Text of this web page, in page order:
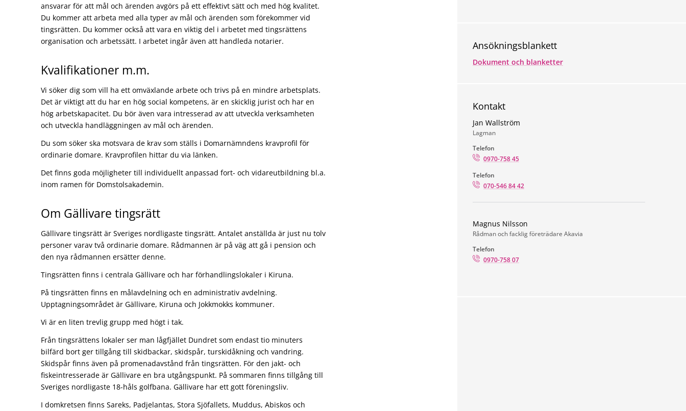
ansvarar för att mål och ärenden avgörs på ett effektivt sätt och med hög kvalitet.
Du kommer att arbeta med alla typer av mål och ärenden som förekommer vid
tingsrätten. Du kommer också att vara en viktig del i arbetet med tingsrättens
organisation och arbetssätt. I arbetet ingår även att handleda notarier.
Kvalifikationer m.m.
Vi söker dig som vill ha ett omväxlande arbete och trivs på en mindre arbetsplats.
Det är viktigt att du har en hög social kompetens, är en skicklig jurist och har en
hög arbetskapacitet. Du bör även vara intresserad av att utveckla verksamheten
och utveckla handläggningen av mål och ärenden.
Du som söker ska motsvara de krav som ställs i Domarnämndens kravprofil för
ordinarie domare. Kravprofilen hittar du via länken.
Det finns goda möjligheter till individuellt anpassad fort- och vidareutbildning bl.a.
inom ramen för Domstolsakademin.
Om Gällivare tingsrätt
Gällivare tingsrätt är Sveriges nordligaste tingsrätt. Antalet anställda är just nu tolv
personer varav två ordinarie domare. Rådmannen är på väg att gå i pension och
den nya rådmannen ersätter denne.
Tingsrätten finns i centrala Gällivare och har förhandlingslokaler i Kiruna.
På tingsrätten finns en målavdelning och en administrativ avdelning.
Upptagningsområdet är Gällivare, Kiruna och Jokkmokks kommuner.
Vi är en liten trevlig grupp med högt i tak.
Från tingsrättens lokaler ser man lågfjället Dundret som endast tio minuters
bilfärd bort ger tillgång till skidbackar, skidspår, turskidåkning och vandring.
Skidspår finns även på promenadavstånd från tingsrätten. För den jakt- och
fiskeintresserade är Gällivare en bra utgångspunkt. På sommaren finns tillgång till
Sveriges nordligaste 18-håls golfbana. Gällivare har ett gott föreningsliv.
I domkretsen finns Sareks, Padjelantas, Stora Sjöfallets, Muddus, Abiskos och
Ansökningsblankett
Dokument och blanketter
Kontakt
Jan Wallström
Lagman
Telefon
0970-758 45
Telefon
070-546 84 42
Magnus Nilsson
Rådman och facklig företrädare Akavia
Telefon
0970-758 07